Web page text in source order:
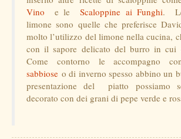
Vino e leScaloppine ai Funghi.
limone sono quelle che preferisce
molto l’utilizzo del limone nella cucina,
con il sapore delicato del burro in cui
Come contorno le accompagno
sabbiose o di inverno spesso abbino un
presentazione del piatto possiamo
decorato con dei grani di pepe verde e